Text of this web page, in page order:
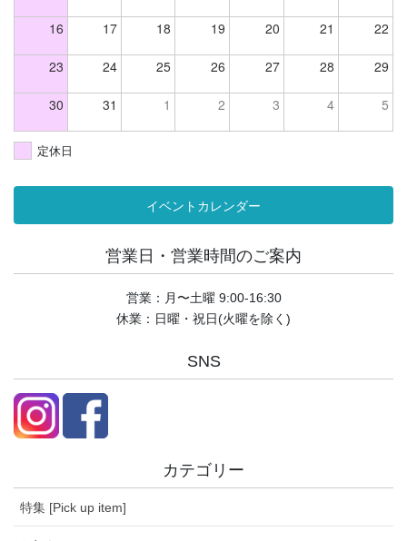
16 17 18 19 20 21 22
23 24 25 26 27 28 29
30 31 1 2 3 4 5
定休日
イベントカレンダー
営業日・営業時間のご案内
営業：月〜土曜 9:00-16:30
休業：日曜・祝日(火曜を除く)
SNS
カテゴリー
特集 [Pick up item]